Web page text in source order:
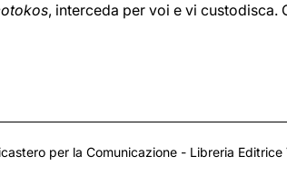
, interceda per voi e vi custodisca.
per la Comunicazione - Libreria Editrice